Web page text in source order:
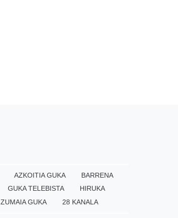
AZKOITIA GUKA
BARRENA
GUKA TELEBISTA
HIRUKA
ZUMAIA GUKA 28 KANALA